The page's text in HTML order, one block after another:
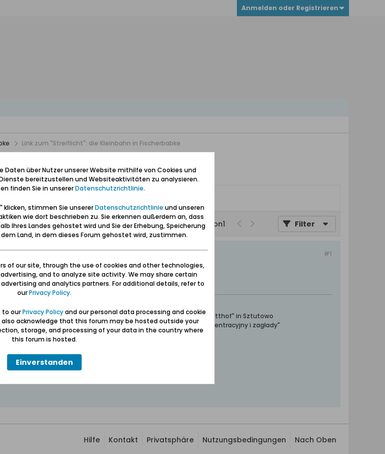
Anmelden oder Registrieren
Link zum "Streiflicht": die Kleinbahn in Fischerbabke
Seite von1 Filter
#1
Heimat haben (Carl Lange)
in der Gedenkstätte/Museum "Deutsches Konzentrationslager Stutthof" in Sztutowo
"Muzeum Stutthof w Sztutowie - Niemiecki nazistowski obóz koncentracyjny i zagłady"
Hilfe Kontakt Privatsphäre Nutzungsbedingungen Nach Oben
Daten über Nutzer unserer Website mithilfe von Cookies und
bereitzustellen und Websiteaktivitäten zu analysieren.
finden Sie in unsererDatenschutzrichtlinie.
" klicken, stimmen Sie unsererDatenschutzrichtlinie und unseren
wie dort beschrieben zu. Sie erkennen außerdem an, dass
Ihres Landes gehostet wird und Sie der Erhebung, Speicherung
Land, in dem dieses Forum gehostet wird, zustimmen.
of our site, through the use of cookies and other technologies,
and to analyze site activity. We may share certain
and analytics partners. For additional details, refer to
ourPrivacy Policy.
to ourPrivacy Policyand our personal data processing and cookie
acknowledge that this forum may be hosted outside your
storage, and processing of your data in the country where
this forum is hosted.
Einverstanden